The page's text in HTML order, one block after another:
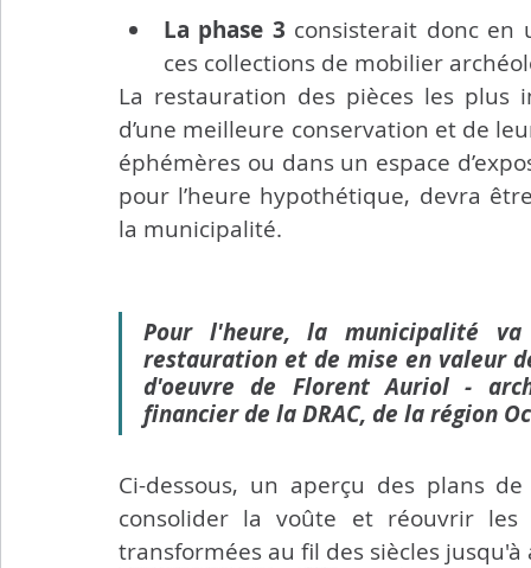
La phase 3 consisterait donc
ces collections de mobilier
La restauration des pièces les plus
d’une meilleure conservation et de
éphémères ou dans un espace
pour l’heure hypothétique, devra
la municipalité.
Pour l'heure, la municipalité
restauration et de mise en valeur
d'oeuvre de Florent Auriol -
financier de la DRAC, de la région
Ci-dessous, un aperçu des plans
consolider la voûte et réouvrir
transformées au fil des siècles